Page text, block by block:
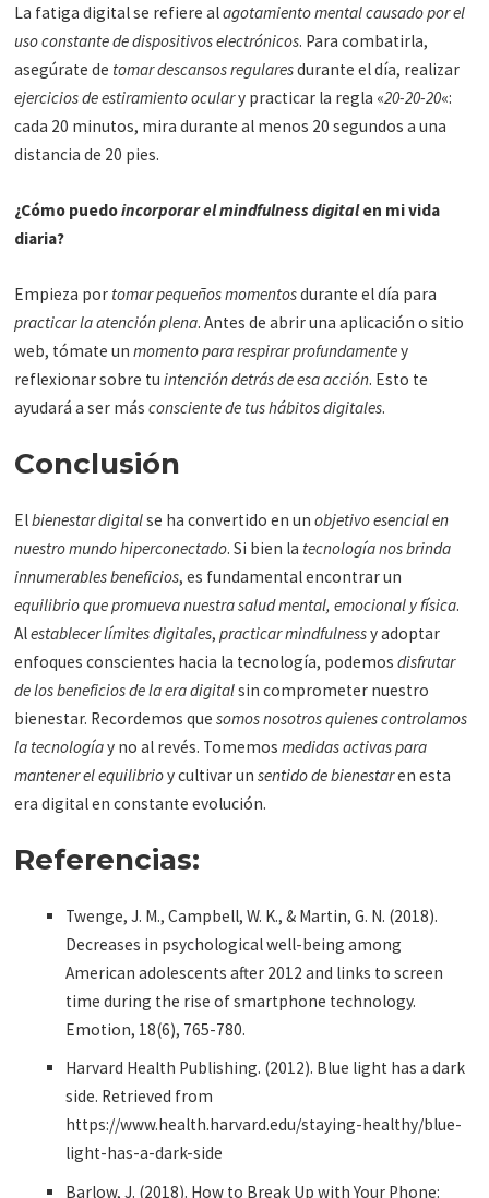
La fatiga digital se refiere alagotamiento mental causado por el
uso constante de dispositivos electrónicos. Para combatirla,
asegúrate de tomar descansos regularesdurante el día, realizar
ejercicios de estiramiento oculary practicar la regla «20-20-20«:
cada 20 minutos, mira durante al menos 20 segundos a una
distancia de 20 pies.
¿Cómo puedoincorporar el mindfulness digitalen mi vida
diaria?
Empieza por tomar pequeños momentosdurante el día para
practicar la atención plena. Antes de abrir una aplicación o sitio
web, tómate unmomento para respirar profundamentey
reflexionar sobre tuintención detrás de esa acción. Esto te
ayudará a ser másconsciente de tus hábitos digitales.
Conclusión
Elbienestar digitalse ha convertido en unobjetivo esencial en
nuestro mundo hiperconectado. Si bien la tecnología nos brinda
innumerables beneficios, es fundamental encontrar un
equilibrio que promueva nuestra salud mental, emocional y física.
Alestablecer límites digitales,practicar mindfulnessy adoptar
enfoques conscientes hacia la tecnología, podemosdisfrutar
de los beneficios de la era digitalsin comprometer nuestro
bienestar. Recordemos quesomos nosotros quienes controlamos
la tecnologíay no al revés. Tomemosmedidas activas para
mantener el equilibrioy cultivar unsentido de bienestaren esta
era digital en constante evolución.
Referencias:
Twenge, J. M., Campbell, W. K., & Martin, G. N. (2018).
Decreases in psychological well-being among
American adolescents after 2012 and links to screen
time during the rise of smartphone technology.
Emotion, 18(6), 765-780.
Harvard Health Publishing. (2012). Blue light has a dark
side. Retrieved from
https://www.health.harvard.edu/staying-healthy/blue-
light-has-a-dark-side
Barlow, J. (2018). How to Break Up with Your Phone: